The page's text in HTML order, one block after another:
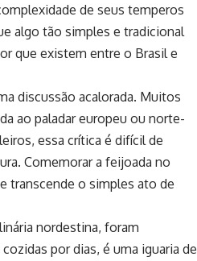
de seus temperos
algo tão simples e tradicional
que existem entre o Brasil e
discussão acalorada. Muitos
ao paladar europeu ou norte-
essa crítica é difícil de
Comemorar a feijoada no
transcende o simples ato de
nordestina, foram
por dias, é uma iguaria de